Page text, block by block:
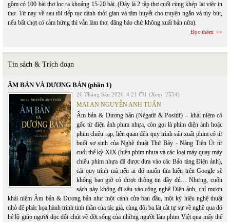
gồm có 100 bài thơ lọc ra khoảng 15-20 bài. (Đây là 2 tập thơ cuối cùng khép lại việc in
thơ. Từ nay về sau tôi tiếp tục dành thời gian và tâm huyết cho truyện ngắn và tùy bút,
nếu bất chợt có cảm hứng thì vẫn làm thơ, đăng báo chứ không xuất bản nữa).
Đọc thêm
Tin sách & Trích đoạn
ÂM BẢN VÀ DƯƠNG BẢN (phần 1)
26 Tháng Sáu 2026 4:21 CH (Xem: 2534)
MAI AN NGUYỄN ANH TUẤN
Âm bản & Dương bản (Négatif & Positif) – khái niệm có
gốc từ điện ảnh phim nhựa, còn gọi là phim điện ảnh hoặc
phim chiếu rạp, liên quan đến quy trình sản xuất phim có từ
buổi sơ sinh của Nghệ thuật Thứ Bảy - Nàng Tiên Út từ
cuối thế kỷ XIX (hiện phim nhựa và các loại máy quay máy
chiếu phim nhựa đã được đưa vào các Bảo tàng Điện ảnh),
cái quy trình mà nếu ai đó muốn tìm hiểu trên Google sẽ
không bao giờ có được thông tin đầy đủ… Nhưng, cuốn
sách này không đi sâu vào công nghệ Điện ảnh, chỉ mượn
khái niệm Âm bản & Dương bản như một cánh cửa ban đầu, một ký hiệu nghệ thuật
nhỏ để phác họa hành trình tinh thần của tác giả, cùng đôi ba lát cắt tự sự về nghề qua đó
hé lộ giúp người đọc đôi chút về đời sống của những người làm phim Việt qua mấy thế